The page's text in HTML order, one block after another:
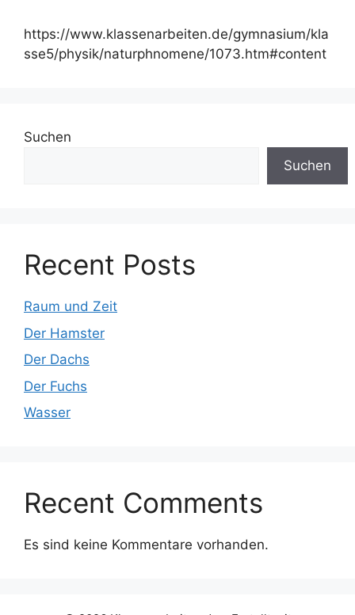
https://www.klassenarbeiten.de/gymnasium/kla
sse5/physik/naturphnomene/1073.htm#content
Suchen
Suchen
Recent Posts
Raum und Zeit
Der Hamster
Der Dachs
Der Fuchs
Wasser
Recent Comments
Es sind keine Kommentare vorhanden.